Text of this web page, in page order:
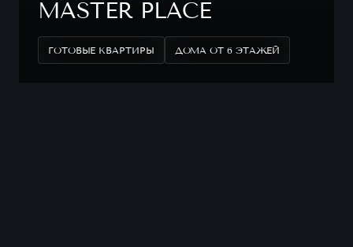
MASTER PLACE
ГОТОВЫЕ КВАРТИРЫ ДОМА ОТ 6 ЭТАЖЕЙ